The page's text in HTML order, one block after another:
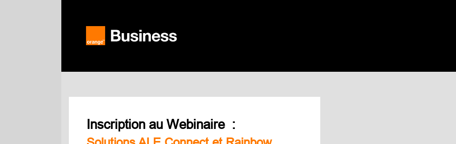
Inscription au Webinaire :